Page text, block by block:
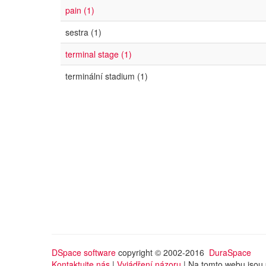
pain (1)
sestra (1)
terminal stage (1)
terminální stadium (1)
DSpace software copyright © 2002-2016 DuraSpace